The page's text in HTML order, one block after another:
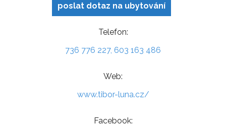
poslat dotaz na ubytování
Telefon:
736 776 227, 603 163 486
Web:
www.tibor-luna.cz/
Facebook: